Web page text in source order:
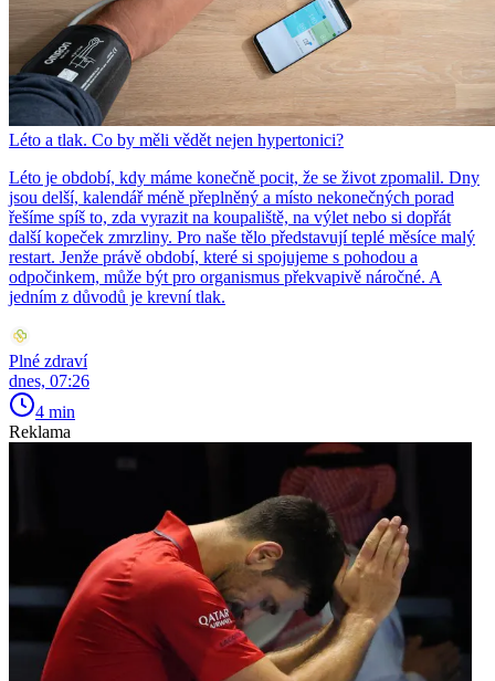
Léto a tlak. Co by měli vědět nejen hypertonici?
Léto je období, kdy máme konečně pocit, že se život zpomalil. Dny
jsou delší, kalendář méně přeplněný a místo nekonečných porad
řešíme spíš to, zda vyrazit na koupaliště, na výlet nebo si dopřát
další kopeček zmrzliny. Pro naše tělo představují teplé měsíce malý
restart. Jenže právě období, které si spojujeme s pohodou a
odpočinkem, může být pro organismus překvapivě náročné. A
jedním z důvodů je krevní tlak.
Plné zdraví
dnes, 07:26
4 min
Reklama